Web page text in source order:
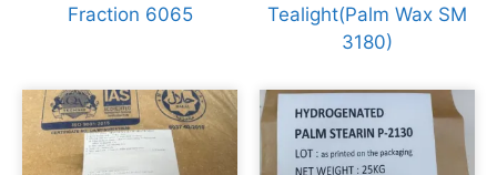
Fraction 6065
Tealight(Palm Wax SM
3180)